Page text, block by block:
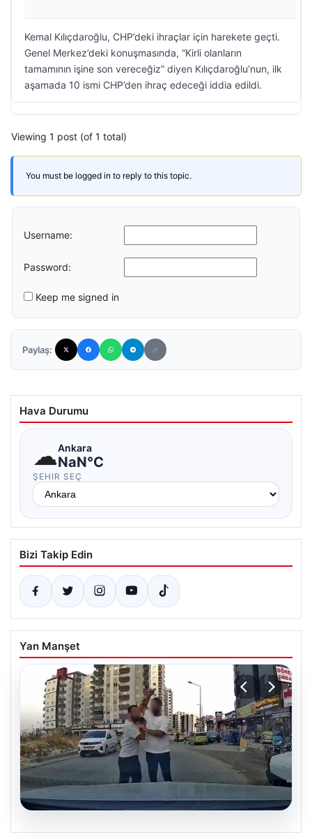
Kemal Kılıçdaroğlu, CHP’deki ihraçlar için harekete geçti.
Genel Merkez’deki konuşmasında, “Kirli olanların
tamamının işine son vereceğiz” diyen Kılıçdaroğlu’nun, ilk
aşamada 10 ismi CHP’den ihraç edeceği iddia edildi.
Viewing 1 post (of 1 total)
You must be logged in to reply to this topic.
Username:
Password:
Keep me signed in
Paylaş:
Hava Durumu
☁Ankara
NaN°C
ŞEHIR SEÇ
Bizi Takip Edin
Yan Manşet